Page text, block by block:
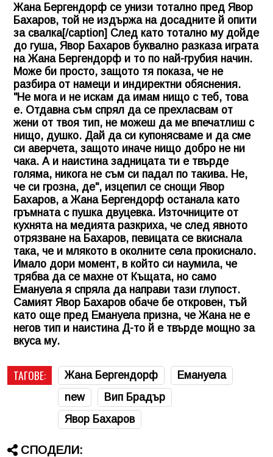
Жана Бергендорф се унизи тотално пред Явор
Бахаров, той не издържа на досадните й опити
за свалка[/caption] След като тотално му дойде
до гуша, Явор Бахаров буквално разказа играта
на Жана Бергендорф и то по най-грубия начин.
Може би просто, защото тя показа, че не
разбира от намеци и индиректни обяснения.
"Не мога и не искам да имам нищо с теб, това
е. Отдавна съм спрял да се прехласвам от
жени от твоя тип, не можеш да ме впечатлиш с
нищо, душко. Дай да си купонясваме и да сме
си аверчета, защото иначе нищо добро не ни
чака. А и наистина задницата ти е твърде
голяма, никога не съм си падал по такива. Не,
че си грозна, де", изцепил се снощи Явор
Бахаров, а Жана Бергендорф останала като
гръмната с пушка двуцевка. Източниците от
кухнята на медията разкриха, че след явното
отрязване на Бахаров, певицата се вкиснала
така, че и млякото в околните села прокиснало.
Имало дори момент, в който си наумила, че
трябва да се махне от Къщата, но само
Емануела я спряла да направи тази глупост.
Самият Явор Бахаров обаче бе откровен, тъй
като още пред Емануела призна, че Жана не е
негов тип и наистина Д-то й е твърде мощно за
вкуса му.
ТАГОВЕ: Жана Бергендорф
Емануела
new
Вип Брадър
Явор Бахаров
СПОДЕЛИ: